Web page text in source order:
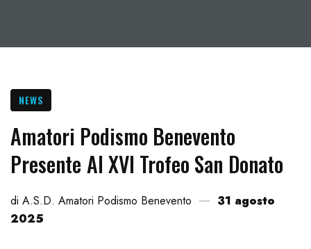
NEWS
Amatori Podismo Benevento
Presente Al XVI Trofeo San Donato
di A.S.D. Amatori Podismo Benevento
31 agosto
2025